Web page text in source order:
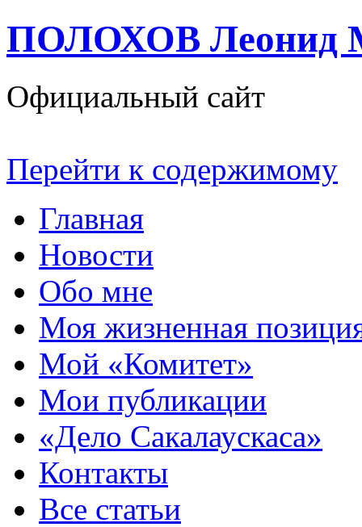
ПОЛОХОВ Леонид
Официальный сайт
Перейти к содержимому
Главная
Новости
Обо мне
Моя жизненная
Мой «Комитет»
Мои публикации
«Дело Сакалаускаса»
Контакты
Все статьи